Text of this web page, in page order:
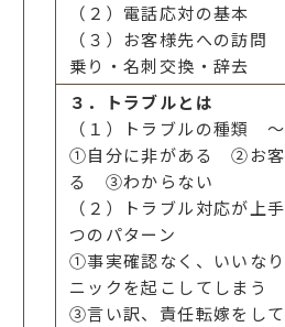
（２）電話応対の基本
（３）お客様先への訪問
乗り・名刺交換・辞去
３．トラブルとは
（１）トラブルの種類
①自分に非がある ②お客
る ③わからない
（２）トラブル対応が上
つのパターン
①事実確認なく、いいな
ニックを起こしてしまう
③言い訳、責任転嫁をし